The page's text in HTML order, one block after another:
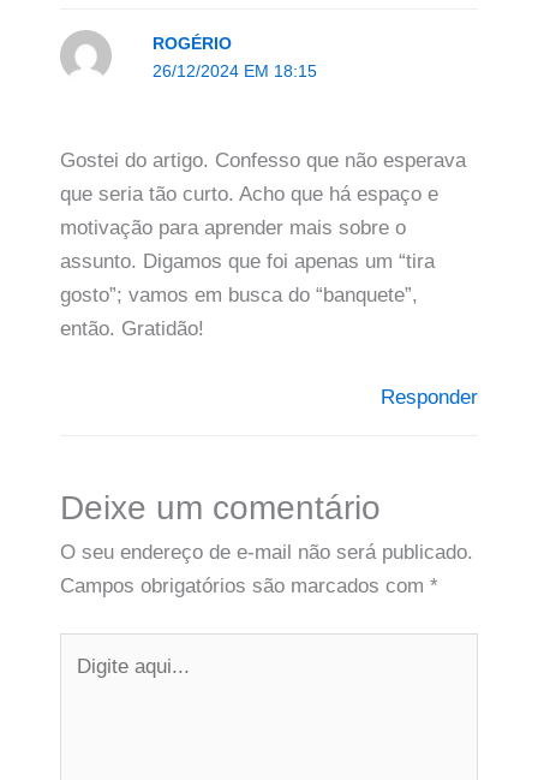
ROGÉRIO
26/12/2024 EM 18:15
Gostei do artigo. Confesso que não esperava
que seria tão curto. Acho que há espaço e
motivação para aprender mais sobre o
assunto. Digamos que foi apenas um “tira
gosto”; vamos em busca do “banquete”,
então. Gratidão!
Responder
Deixe um comentário
O seu endereço de e-mail não será publicado.
Campos obrigatórios são marcados com *
aqui...